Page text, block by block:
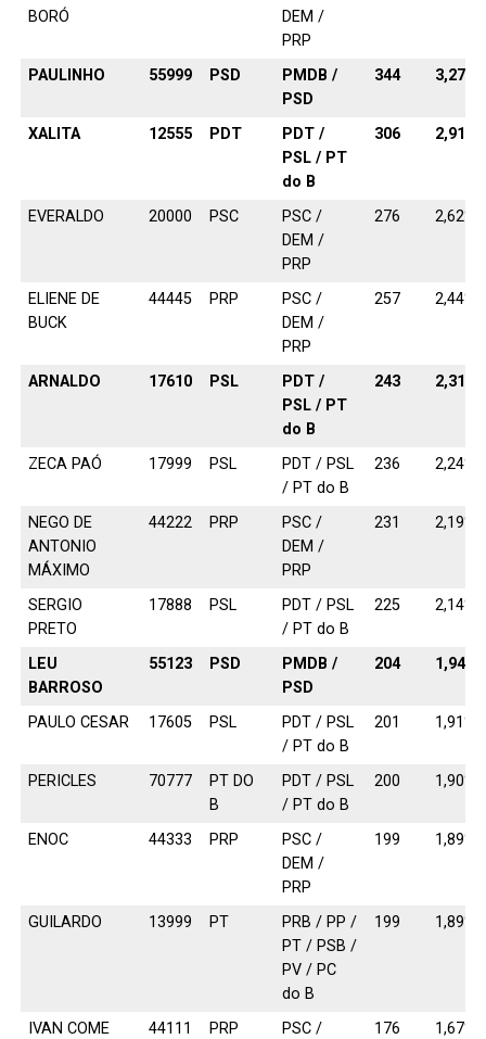
BORÓ
DEM /
PRP
PAULINHO 55999 PSD
PMDB /
PSD
344 3,27%
XALITA 12555 PDT
PDT /
PSL / PT
do B
306 2,91%
EVERALDO 20000 PSC
PSC /
DEM /
PRP
276 2,62%
ELIENE DE
BUCK
44445 PRP
PSC /
DEM /
PRP
257 2,44%
ARNALDO 17610 PSL
PDT /
PSL / PT
do B
243 2,31%
ZECA PAÓ 17999 PSL
PDT / PSL
/ PT do B
236 2,24%
NEGO DE
ANTONIO
MÁXIMO
44222 PRP
PSC /
DEM /
PRP
231 2,19%
SERGIO
PRETO
17888 PSL
PDT / PSL
/ PT do B
225 2,14%
LEU
BARROSO
55123 PSD
PMDB /
PSD
204 1,94%
PAULO CESAR 17605 PSL
PDT / PSL
/ PT do B
201 1,91%
PERICLES 70777
PT DO
B
PDT / PSL
/ PT do B
200 1,90%
ENOC 44333 PRP
PSC /
DEM /
PRP
199 1,89%
GUILARDO 13999 PT
PRB / PP /
PT / PSB /
PV / PC
do B
199 1,89%
IVAN COME
44111 PRP
PSC /
176 1,67%